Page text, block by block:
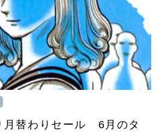
月替わりセール 6月のタ